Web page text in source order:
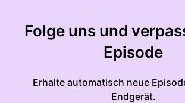
00:01:15: Mein Name ist Sven
hört Kopfsalad Den podcast eures
00:01:22: Ihr könnt euch auf uns
Folge uns und
Episode
Erhalte automatisch neue
Endgerät.